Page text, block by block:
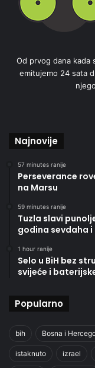
Od prvog dana kada
emitujemo 24 sata
Najnovije
57 minutes ranije
Perseverance
na Marsu
59 minutes ranije
Tuzla slavi
godina sevdaha
1 hour ranije
Selo u BiH bez
svijeće i
Popularno
bih Bosna i
istaknuto izrael